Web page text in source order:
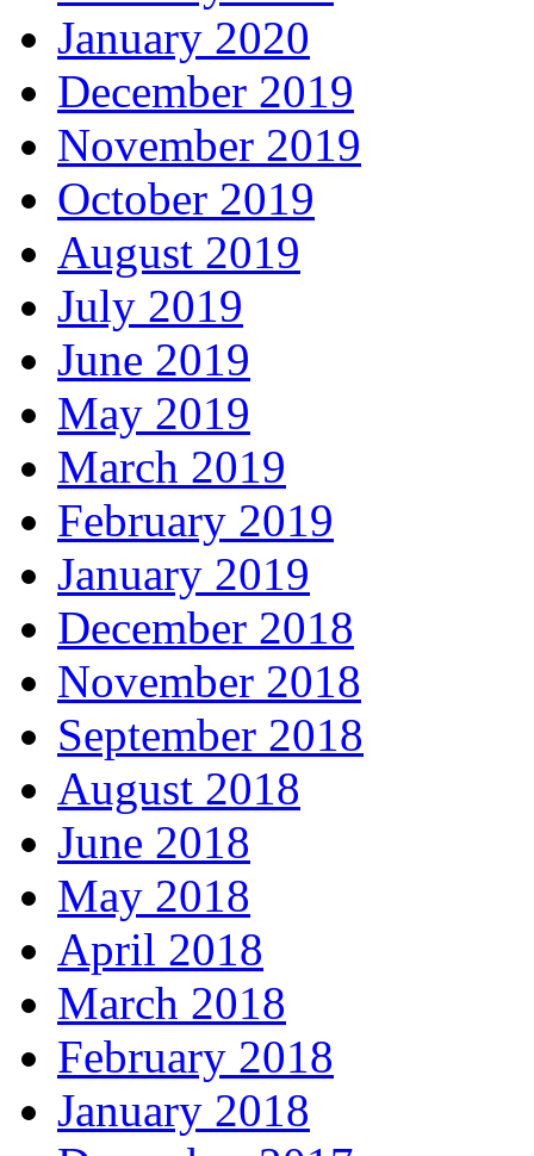
January 2020
December 2019
November 2019
October 2019
August 2019
July 2019
June 2019
May 2019
March 2019
February 2019
January 2019
December 2018
November 2018
September 2018
August 2018
June 2018
May 2018
April 2018
March 2018
February 2018
January 2018